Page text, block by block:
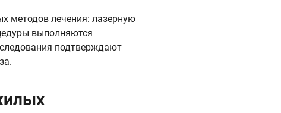
методов лечения: лазерную
выполняются
подтверждают